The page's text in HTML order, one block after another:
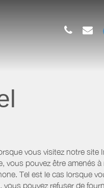
vous visitez notre site
vous pouvez être amenés
Tel est le cas lorsque
pouvez refuser de